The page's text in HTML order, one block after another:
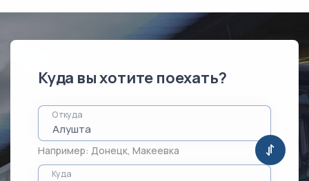
Куда вы хотите поехать?
Откуда
Например: Донецк, Макеевка
Куда